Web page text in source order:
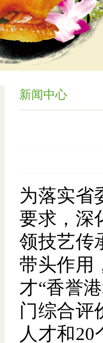
新闻中心
为落实省
要求，深
领技艺传
带头作用
才“香誉
门综合评
人才和